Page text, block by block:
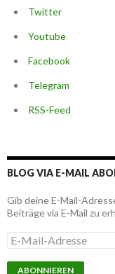
Twitter
Youtube
Facebook
Telegram
RSS-Feed
BLOG VIA E-MAIL
Gib deine E-Mail-
Beiträge via E-Mail zu
E
-
M